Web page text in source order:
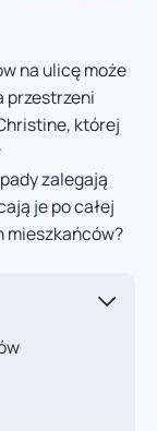
na ulicę może
przestrzeni
której
zalegają
je po całej
mieszkańców?